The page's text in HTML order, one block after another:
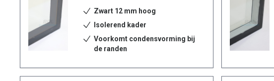
Zwart 12 mm hoog
Isolerend kader
Voorkomt condensvorming bij
de randen